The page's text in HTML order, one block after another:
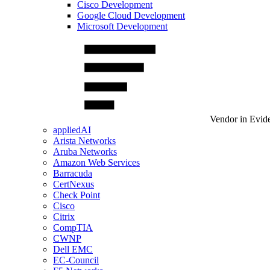
Cisco Development
Google Cloud Development
Microsoft Development
Vendor in
appliedAI
Arista Networks
Aruba Networks
Amazon Web Services
Barracuda
CertNexus
Check Point
Cisco
Citrix
CompTIA
CWNP
Dell EMC
EC-Council